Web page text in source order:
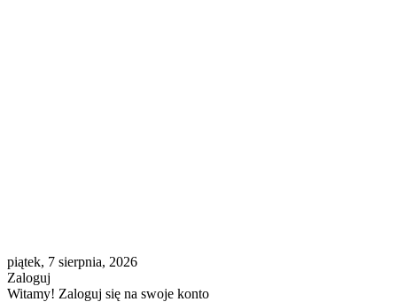
piątek, 7 sierpnia, 2026
Zaloguj
Witamy! Zaloguj się na swoje konto